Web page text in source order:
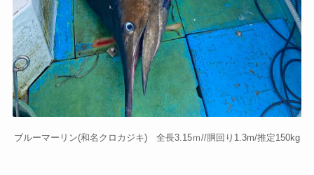
ブルーマーリン(和名クロカジキ) 全長3.15ｍ//胴回り1.3m/推定150kg